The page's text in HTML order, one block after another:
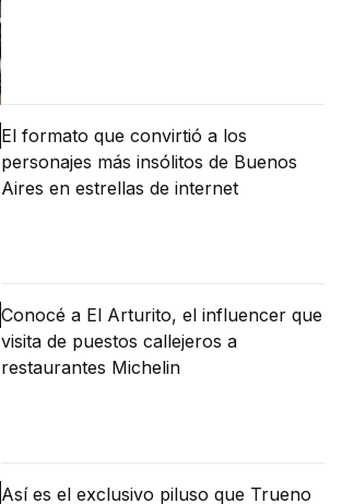
El formato que convirtió a los
personajes más insólitos de Buenos
Aires en estrellas de internet
Conocé a El Arturito, el influencer que
visita de puestos callejeros a
restaurantes Michelin
Así es el exclusivo piluso que Trueno